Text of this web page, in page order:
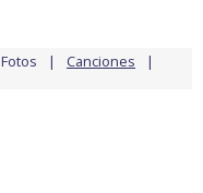
Fotos Canciones